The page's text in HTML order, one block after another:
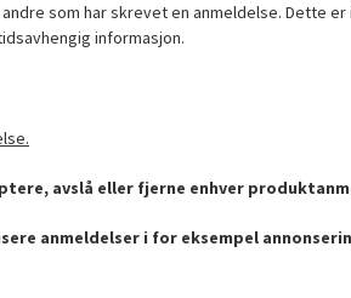
som har skrevet en anmeldelse. Dette
informasjon.
avslå eller fjerne enhver
anmeldelser i for eksempel